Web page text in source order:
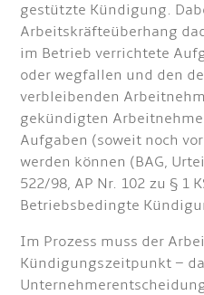
gestützte Kündigung.
Arbeitskräfteüberhang
im Betrieb verrichtete
oder wegfallen und den
verbleibenden
gekündigten
Aufgaben (soweit noch
werden können (BAG,
522/98, AP Nr. 102 zu § 1
Betriebsbedingte
Im Prozess muss der
Kündigungszeitpunkt –